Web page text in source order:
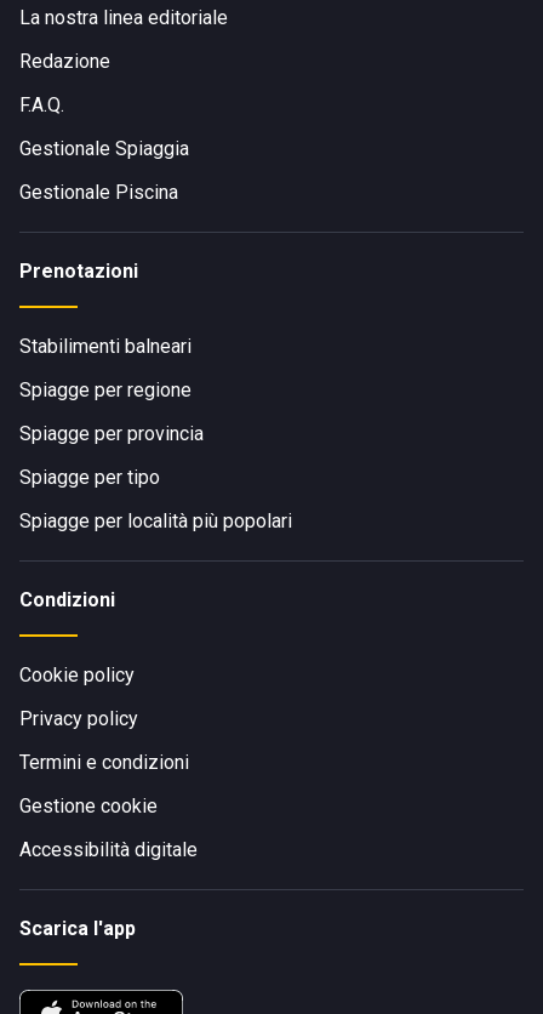
La nostra linea editoriale
Redazione
F.A.Q.
Gestionale Spiaggia
Gestionale Piscina
Prenotazioni
Stabilimenti balneari
Spiagge per regione
Spiagge per provincia
Spiagge per tipo
Spiagge per località più popolari
Condizioni
Cookie policy
Privacy policy
Termini e condizioni
Gestione cookie
Accessibilità digitale
Scarica l'app